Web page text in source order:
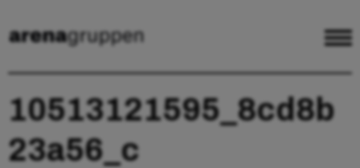
10513121595_8cd8b
23a56_c